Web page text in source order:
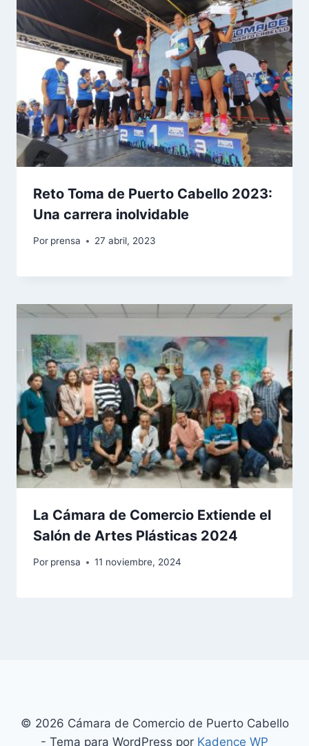
Reto Toma de Puerto Cabello 2023:
Una carrera inolvidable
Por prensa 27 abril, 2023
La Cámara de Comercio Extiende el
Salón de Artes Plásticas 2024
Por prensa 11 noviembre, 2024
© 2026 Cámara de Comercio de Puerto Cabello
- Tema para WordPress por Kadence WP